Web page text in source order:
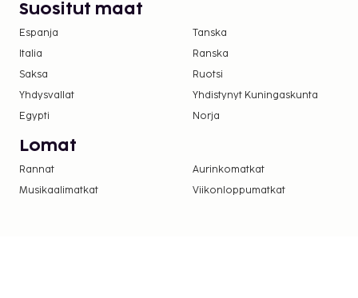
Suositut maat
Espanja Tanska
Italia
Ranska
Saksa
Ruotsi
Yhdysvallat
Yhdistynyt Kuningaskunta
Egypti
Norja
Lomat
Rannat Aurinkomatkat
Musikaalimatkat
Viikonloppumatkat